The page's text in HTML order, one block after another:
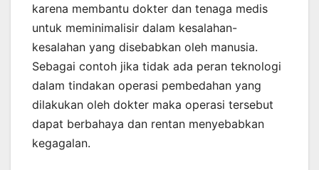
karena membantu dokter dan tenaga medis
untuk meminimalisir dalam kesalahan-
kesalahan yang disebabkan oleh manusia.
Sebagai contoh jika tidak ada peran teknologi
dalam tindakan operasi pembedahan yang
dilakukan oleh dokter maka operasi tersebut
dapat berbahaya dan rentan menyebabkan
kegagalan.